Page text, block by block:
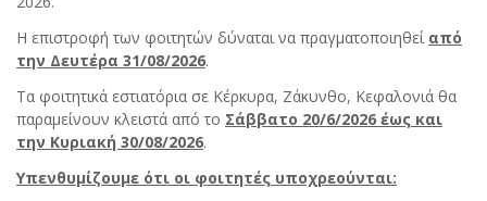
Η επιστροφή των φοιτητών δύναται να πραγματοποιηθεί από
την Δευτέρα 31/08/2026.
Τα φοιτητικά εστιατόρια σε Κέρκυρα, Ζάκυνθο, Κεφαλονιά θα
παραμείνουν κλειστά από το Σάββατο 20/6/2026 έως και
την Κυριακή 30/08/2026.
Υπενθυμίζουμε ότι οι φοιτητές υποχρεούνται: